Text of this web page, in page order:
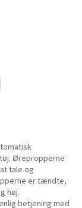
Ørepropperne
tale og
er tændte,
høj.
betjening med